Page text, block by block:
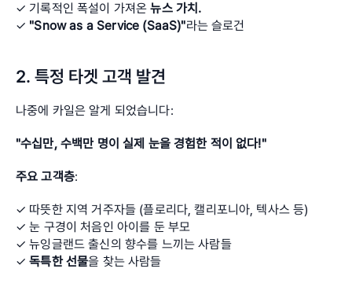
✓ 기록적인 폭설이 가져온 뉴스 가치.
✓ "Snow as a Service (SaaS)"라는 슬로건
2. 특정 타겟 고객 발견
나중에 카일은 알게 되었습니다:
"수십만, 수백만 명이 실제 눈을 경험한 적이 없다!"
주요 고객층:
✓ 따뜻한 지역 거주자들 (플로리다, 캘리포니아, 텍사스 등)
✓ 눈 구경이 처음인 아이를 둔 부모
✓ 뉴잉글랜드 출신의 향수를 느끼는 사람들
✓ 독특한 선물을 찾는 사람들